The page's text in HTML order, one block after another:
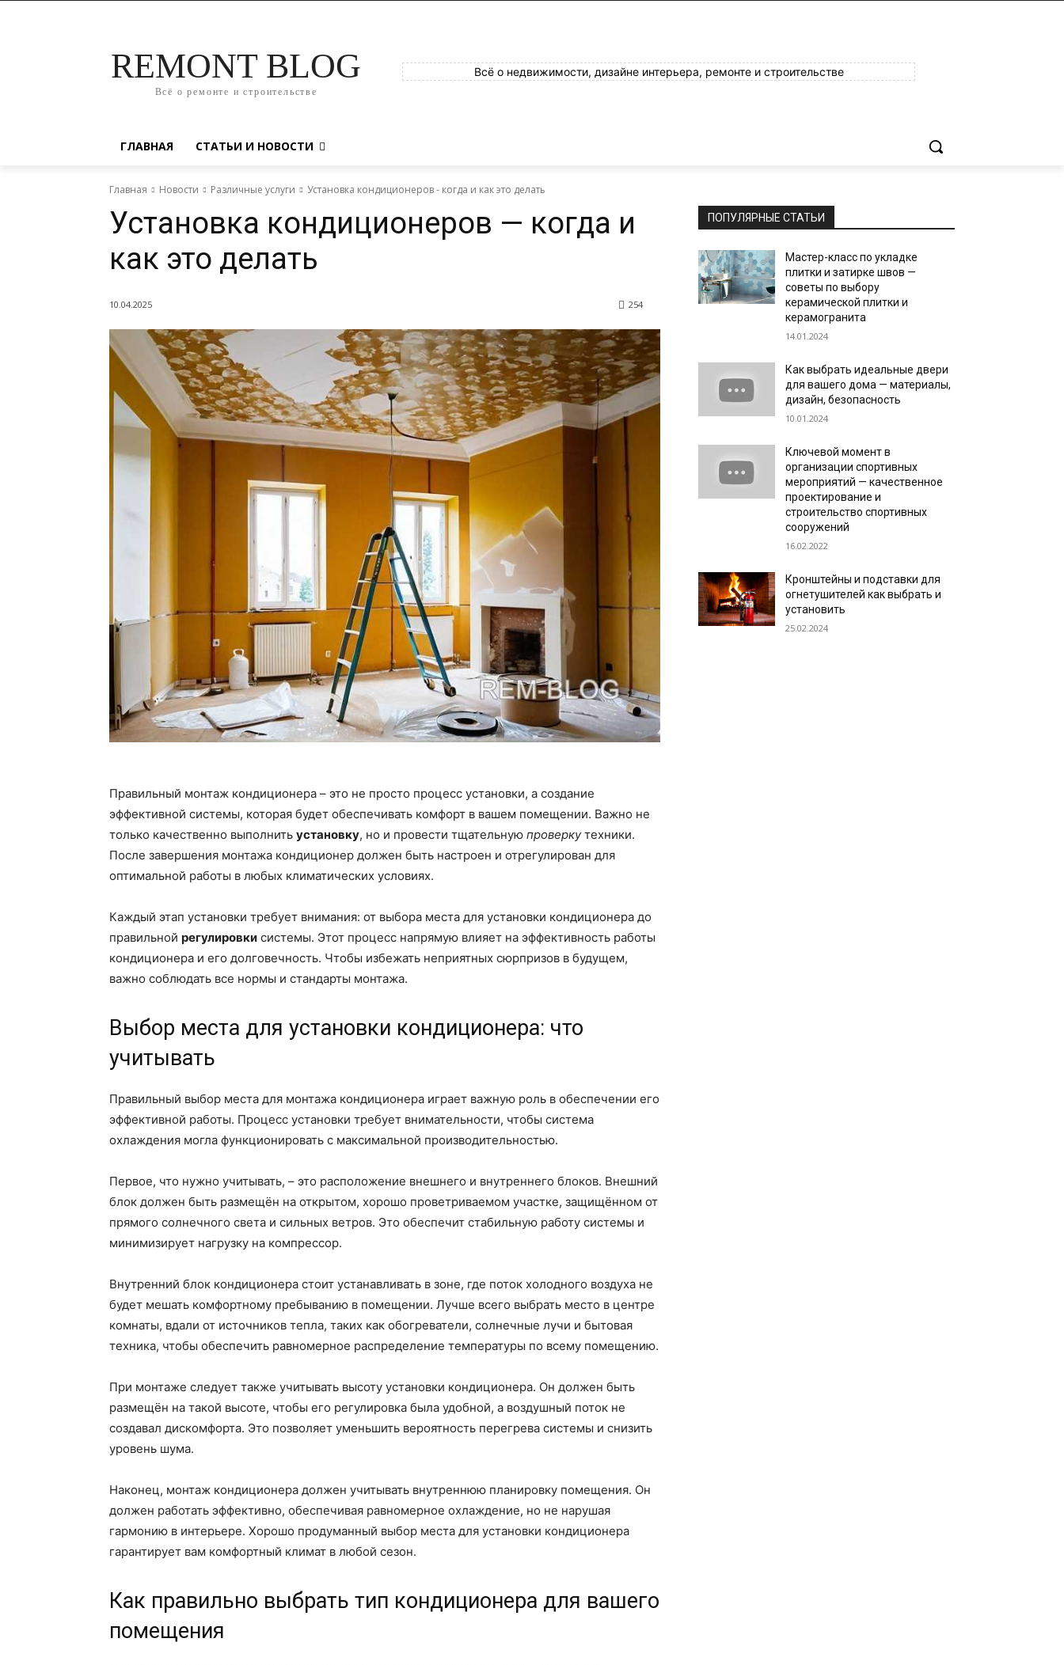
REMONT BLOG
Всё о ремонте и строительстве
Всё о недвижимости, дизайне интерьера, ремонте и строительстве
ГЛАВНАЯ СТАТЬИ И НОВОСТИ
Главная Новости Различные услуги Установка кондиционеров - когда и как это делать
Установка кондиционеров — когда и
как это делать
10.04.2025 254
Правильный монтаж кондиционера – это не просто процесс установки, а создание
эффективной системы, которая будет обеспечивать комфорт в вашем помещении. Важно не
только качественно выполнить установку, но и провести тщательную проверкутехники.
После завершения монтажа кондиционер должен быть настроен и отрегулирован для
оптимальной работы в любых климатических условиях.
Каждый этап установки требует внимания: от выбора места для установки кондиционера до
правильной регулировки системы. Этот процесс напрямую влияет на эффективность работы
кондиционера и его долговечность. Чтобы избежать неприятных сюрпризов в будущем,
важно соблюдать все нормы и стандарты монтажа.
Выбор места для установки кондиционера: что
учитывать
Правильный выбор места для монтажа кондиционера играет важную роль в обеспечении его
эффективной работы. Процесс установки требует внимательности, чтобы система
охлаждения могла функционировать с максимальной производительностью.
Первое, что нужно учитывать, – это расположение внешнего и внутреннего блоков. Внешний
блок должен быть размещён на открытом, хорошо проветриваемом участке, защищённом от
прямого солнечного света и сильных ветров. Это обеспечит стабильную работу системы и
минимизирует нагрузку на компрессор.
Внутренний блок кондиционера стоит устанавливать в зоне, где поток холодного воздуха не
будет мешать комфортному пребыванию в помещении. Лучше всего выбрать место в центре
комнаты, вдали от источников тепла, таких как обогреватели, солнечные лучи и бытовая
техника, чтобы обеспечить равномерное распределение температуры по всему помещению.
При монтаже следует также учитывать высоту установки кондиционера. Он должен быть
размещён на такой высоте, чтобы его регулировка была удобной, а воздушный поток не
создавал дискомфорта. Это позволяет уменьшить вероятность перегрева системы и снизить
уровень шума.
Наконец, монтаж кондиционера должен учитывать внутреннюю планировку помещения. Он
должен работать эффективно, обеспечивая равномерное охлаждение, но не нарушая
гармонию в интерьере. Хорошо продуманный выбор места для установки кондиционера
гарантирует вам комфортный климат в любой сезон.
Как правильно выбрать тип кондиционера для вашего
помещения
ПОПУЛЯРНЫЕ СТАТЬИ
Мастер-класс по укладке
плитки и затирке швов —
советы по выбору
керамической плитки и
керамогранита
14.01.2024
Как выбрать идеальные двери
для вашего дома — материалы,
дизайн, безопасность
10.01.2024
Ключевой момент в
организации спортивных
мероприятий — качественное
проектирование и
строительство спортивных
сооружений
16.02.2022
Кронштейны и подставки для
огнетушителей как выбрать и
установить
25.02.2024